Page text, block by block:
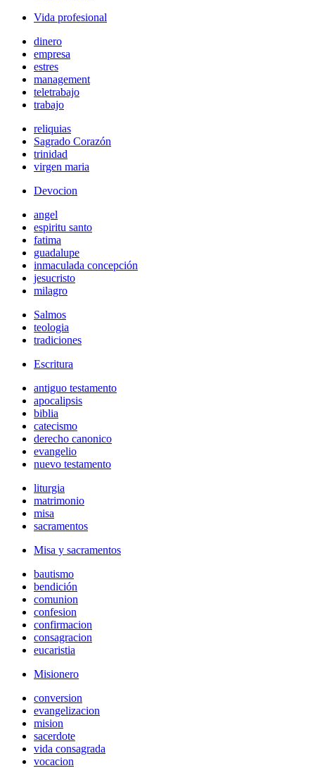
Vida profesional
dinero
empresa
estres
management
teletrabajo
trabajo
reliquias
Sagrado Corazón
trinidad
virgen maria
Devocion
angel
espiritu santo
fatima
guadalupe
inmaculada concepción
jesucristo
milagro
Salmos
teologia
tradiciones
Escritura
antiguo testamento
apocalipsis
biblia
catecismo
derecho canonico
evangelio
nuevo testamento
liturgia
matrimonio
misa
sacramentos
Misa y sacramentos
bautismo
bendición
comunion
confesion
confirmacion
consagracion
eucaristia
Misionero
conversion
evangelizacion
mision
sacerdote
vida consagrada
vocacion